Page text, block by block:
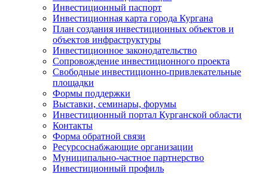
Инвестиционный паспорт
Инвестиционная карта города Кургана
План создания инвестиционных объектов и
объектов инфраструктуры
Инвестиционное законодательство
Сопровождение инвестиционного проекта
Свободные инвестиционно-привлекательные
площадки
Формы поддержки
Выставки, семинары, форумы
Инвестиционный портал Курганской области
Контакты
Форма обратной связи
Ресурсоснабжающие организации
Муниципально-частное партнерство
Инвестиционный профиль